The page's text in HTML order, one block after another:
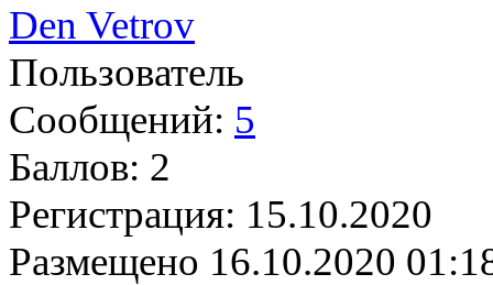
Den Vetrov
Пользователь
Сообщений: 5
Баллов: 2
Регистрация: 15.10.2020
Размещено 16.10.2020